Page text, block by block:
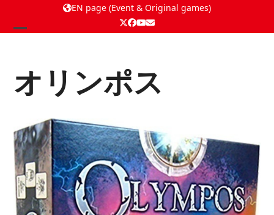
EN page (Event & Original games)
Twitter
Facebook
YouTube
Email
menu
menu
オリンポス